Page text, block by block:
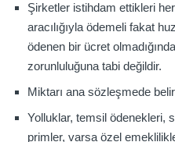
Şirketler istihdam ettikleri her
aracılığıyla ödemeli fakat
ödenen bir ücret
zorunluluğuna tabi değildir.
Miktarı ana sözleşmede
Yolluklar, temsil ödenekleri,
primler, varsa özel